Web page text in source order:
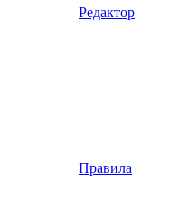
Редактор
Правила